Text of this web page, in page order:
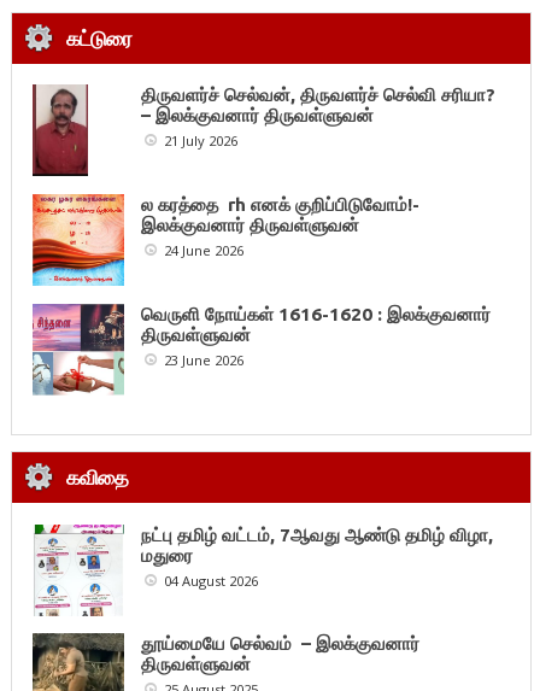
கட்டுரை
திருவளர்ச் செல்வன், திருவளர்ச் செல்வி சரியா?
– இலக்குவனார் திருவள்ளுவன்
21 July 2026
ல கரத்தை rh எனக் குறிப்பிடுவோம்!-
இலக்குவனார் திருவள்ளுவன்
24 June 2026
வெருளி நோய்கள் 1616-1620 : இலக்குவனார்
திருவள்ளுவன்
23 June 2026
கவிதை
நட்பு தமிழ் வட்டம், 7ஆவது ஆண்டு தமிழ் விழா,
மதுரை
04 August 2026
தூய்மையே செல்வம் – இலக்குவனார்
திருவள்ளுவன்